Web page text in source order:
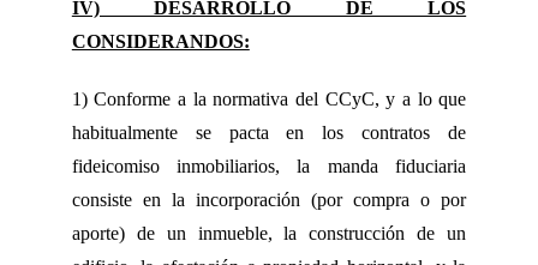
IV) DESARROLLO DE LOS
CONSIDERANDOS:
1) Conforme a la normativa del CCyC, y a lo que
habitualmente se pacta en los contratos de
fideicomiso inmobiliarios, la manda fiduciaria
consiste en la incorporación (por compra o por
aporte) de un inmueble, la construcción de un